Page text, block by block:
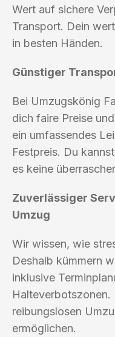
Wert auf sichere
Transport. Dein
in besten Händen.
Günstiger
Bei Umzugskönig
dich faire Preise
ein umfassendes
Festpreis. Du
es keine
Zuverlässiger
Umzug
Wir wissen, wie
Deshalb kümmern
inklusive
Halteverbotszonen.
reibungslosen
ermöglichen.